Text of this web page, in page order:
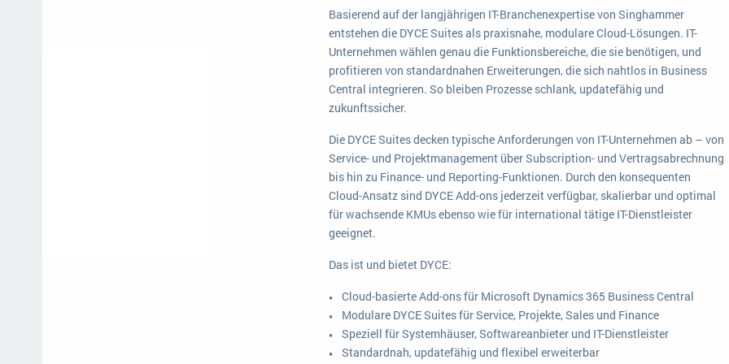
Funktionalitäten
Kosten
Medien
Lebensmittelindustrie
Produktion
Vermietung
Digitale Arbeitsaufträge in Ihrem ERP- oder FSM-System: clever und effizient
MEHR ÜBER ERP-SOFTWARE
Basierend auf der langjährigen IT-Branchenexpertise von Singhammer
entstehen die DYCE Suites als praxisnahe, modulare Cloud-Lösungen. IT-
Unternehmen wählen genau die Funktionsbereiche, die sie benötigen, und
profitieren von standardnahen Erweiterungen, die sich nahtlos in Business
Central integrieren. So bleiben Prozesse schlank, updatefähig und
zukunftssicher.
Die DYCE Suites decken typische Anforderungen von IT-Unternehmen ab – von
Service- und Projektmanagement über Subscription- und Vertragsabrechnung
bis hin zu Finance- und Reporting-Funktionen. Durch den konsequenten
Cloud-Ansatz sind DYCE Add-ons jederzeit verfügbar, skalierbar und optimal
für wachsende KMUs ebenso wie für international tätige IT-Dienstleister
geeignet.
Das ist und bietet DYCE:
Cloud-basierte Add-ons für Microsoft Dynamics 365 Business Central
Modulare DYCE Suites für Service, Projekte, Sales und Finance
Speziell für Systemhäuser, Softwareanbieter und IT-Dienstleister
Standardnah, updatefähig und flexibel erweiterbar